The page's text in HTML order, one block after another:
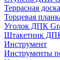
Террасная
Торцевая
Уголок ДПК
Штакетник
Инструмент
Инструменты